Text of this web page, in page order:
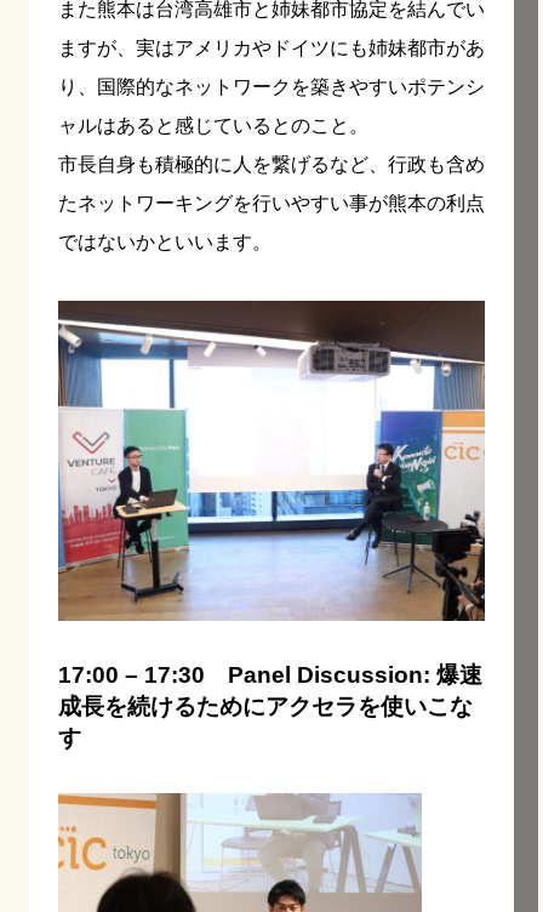
また熊本は台湾高雄市と姉妹都市協定を結んでい
ますが、実はアメリカやドイツにも姉妹都市があ
り、国際的なネットワークを築きやすいポテンシ
ャルはあると感じているとのこと。
市長自身も積極的に人を繋げるなど、行政も含め
たネットワーキングを行いやすい事が熊本の利点
ではないかといいます。
17:00 – 17:30 Panel Discussion: 爆速
成長を続けるためにアクセラを使いこな
す